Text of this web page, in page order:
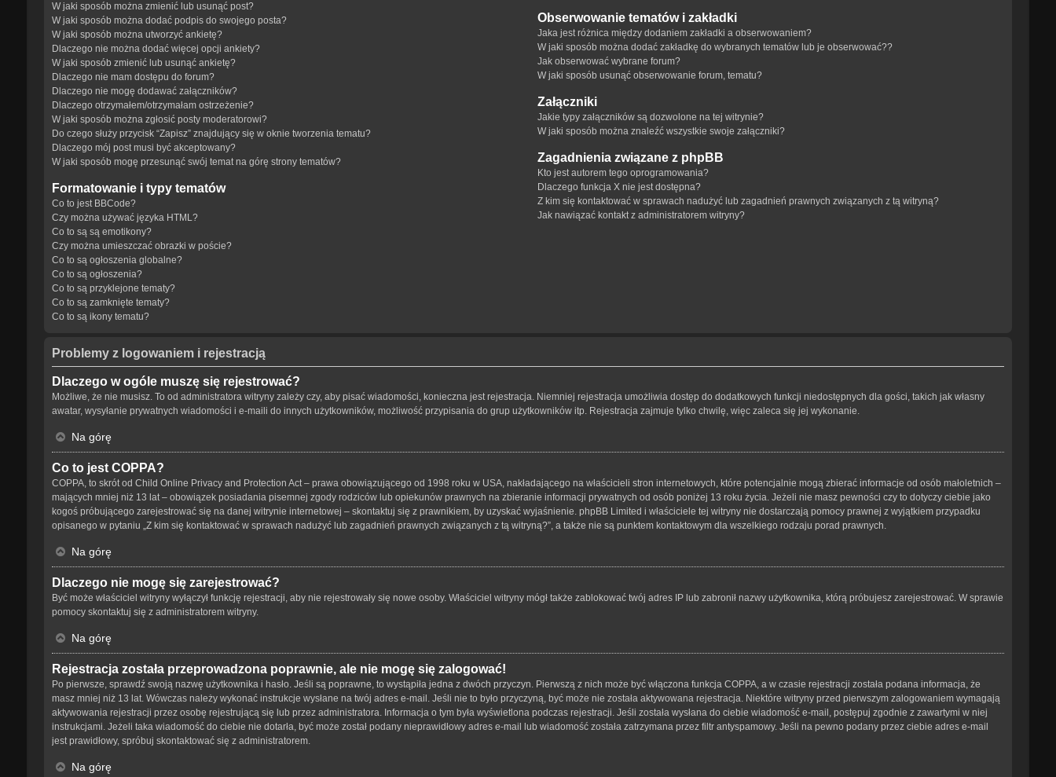
W jaki sposób można zmienić lub usunąć post?
W jaki sposób można dodać podpis do swojego posta?
W jaki sposób można utworzyć ankietę?
Dlaczego nie można dodać więcej opcji ankiety?
W jaki sposób zmienić lub usunąć ankietę?
Dlaczego nie mam dostępu do forum?
Dlaczego nie mogę dodawać załączników?
Dlaczego otrzymałem/otrzymałam ostrzeżenie?
W jaki sposób można zgłosić posty moderatorowi?
Do czego służy przycisk “Zapisz” znajdujący się w oknie tworzenia tematu?
Dlaczego mój post musi być akceptowany?
W jaki sposób mogę przesunąć swój temat na górę strony tematów?
Formatowanie i typy tematów
Co to jest BBCode?
Czy można używać języka HTML?
Co to są są emotikony?
Czy można umieszczać obrazki w poście?
Co to są ogłoszenia globalne?
Co to są ogłoszenia?
Co to są przyklejone tematy?
Co to są zamknięte tematy?
Co to są ikony tematu?
Obserwowanie tematów i zakładki
Jaka jest różnica między dodaniem zakładki a obserwowaniem?
W jaki sposób można dodać zakładkę do wybranych tematów lub je obserwować??
Jak obserwować wybrane forum?
W jaki sposób usunąć obserwowanie forum, tematu?
Załączniki
Jakie typy załączników są dozwolone na tej witrynie?
W jaki sposób można znaleźć wszystkie swoje załączniki?
Zagadnienia związane z phpBB
Kto jest autorem tego oprogramowania?
Dlaczego funkcja X nie jest dostępna?
Z kim się kontaktować w sprawach nadużyć lub zagadnień prawnych związanych z tą witryną?
Jak nawiązać kontakt z administratorem witryny?
Problemy z logowaniem i rejestracją
Dlaczego w ogóle muszę się rejestrować?
Możliwe, że nie musisz. To od administratora witryny zależy czy, aby pisać wiadomości, konieczna jest rejestracja. Niemniej rejestracja umożliwia dostęp do dodatkowych funkcji niedostępnych dla gości, takich jak własny
awatar, wysyłanie prywatnych wiadomości i e-maili do innych użytkowników, możliwość przypisania do grup użytkowników itp. Rejestracja zajmuje tylko chwilę, więc zaleca się jej wykonanie.
Na górę
Co to jest COPPA?
COPPA, to skrót od Child Online Privacy and Protection Act – prawa obowiązującego od 1998 roku w USA, nakładającego na właścicieli stron internetowych, które potencjalnie mogą zbierać informacje od osób małoletnich –
mających mniej niż 13 lat – obowiązek posiadania pisemnej zgody rodziców lub opiekunów prawnych na zbieranie informacji prywatnych od osób poniżej 13 roku życia. Jeżeli nie masz pewności czy to dotyczy ciebie jako
kogoś próbującego zarejestrować się na danej witrynie internetowej – skontaktuj się z prawnikiem, by uzyskać wyjaśnienie. phpBB Limited i właściciele tej witryny nie dostarczają pomocy prawnej z wyjątkiem przypadku
opisanego w pytaniu „Z kim się kontaktować w sprawach nadużyć lub zagadnień prawnych związanych z tą witryną?”, a także nie są punktem kontaktowym dla wszelkiego rodzaju porad prawnych.
Na górę
Dlaczego nie mogę się zarejestrować?
Być może właściciel witryny wyłączył funkcję rejestracji, aby nie rejestrowały się nowe osoby. Właściciel witryny mógł także zablokować twój adres IP lub zabronił nazwy użytkownika, którą próbujesz zarejestrować. W sprawie
pomocy skontaktuj się z administratorem witryny.
Na górę
Rejestracja została przeprowadzona poprawnie, ale nie mogę się zalogować!
Po pierwsze, sprawdź swoją nazwę użytkownika i hasło. Jeśli są poprawne, to wystąpiła jedna z dwóch przyczyn. Pierwszą z nich może być włączona funkcja COPPA, a w czasie rejestracji została podana informacja, że
masz mniej niż 13 lat. Wówczas należy wykonać instrukcje wysłane na twój adres e-mail. Jeśli nie to było przyczyną, być może nie została aktywowana rejestracja. Niektóre witryny przed pierwszym zalogowaniem wymagają
aktywowania rejestracji przez osobę rejestrującą się lub przez administratora. Informacja o tym była wyświetlona podczas rejestracji. Jeśli została wysłana do ciebie wiadomość e-mail, postępuj zgodnie z zawartymi w niej
instrukcjami. Jeżeli taka wiadomość do ciebie nie dotarła, być może został podany nieprawidłowy adres e-mail lub wiadomość została zatrzymana przez filtr antyspamowy. Jeśli na pewno podany przez ciebie adres e-mail
jest prawidłowy, spróbuj skontaktować się z administratorem.
Na górę